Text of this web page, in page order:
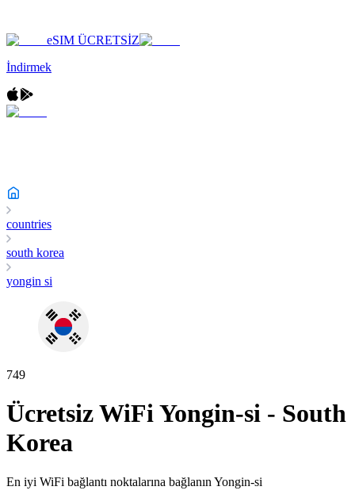
eSIM ÜCRETSİZ
İndirmek
countries
south korea
yongin si
749
Ücretsiz WiFiYongin-si - South
Korea
En iyi WiFi bağlantı noktalarına bağlanın Yongin-si